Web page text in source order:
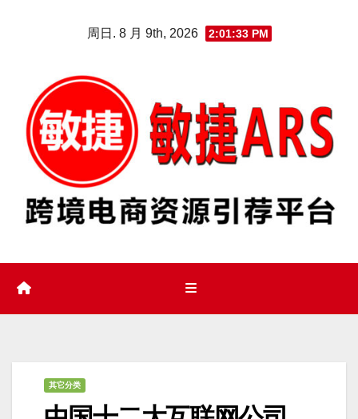
周日. 8 月 9th, 2026 2:01:34 PM
其它分类